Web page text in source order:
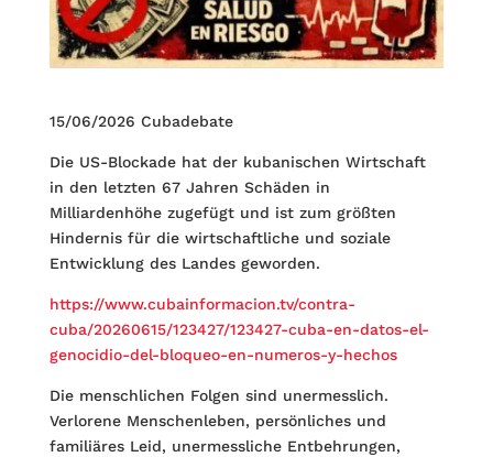
15/06/2026 Cubadebate
Die US-Blockade hat der kubanischen Wirt­schaft
in den letzten 67 Jahren Schäden in
Milliardenhöhe zugefügt und ist zum größten
Hindernis für die wirtschaftliche und soziale
Entwicklung des Landes geworden.
https://www.cubainformacion.tv/contra-
cuba/20260615/123427/123427-cuba-en-datos-el-
genocidio-del-bloqueo-en-numeros-y-hechos
Die menschlichen Folgen sind unermesslich.
Verlorene Menschenleben, persönliches und
familiäres Leid, unermessliche Entbehrungen,